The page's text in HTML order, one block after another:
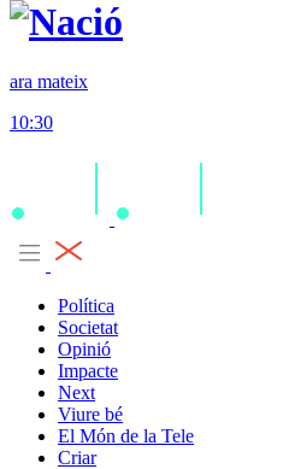
ara mateix
10:30
Política
Societat
Opinió
Impacte
Next
Viure bé
El Món de la Tele
Criar